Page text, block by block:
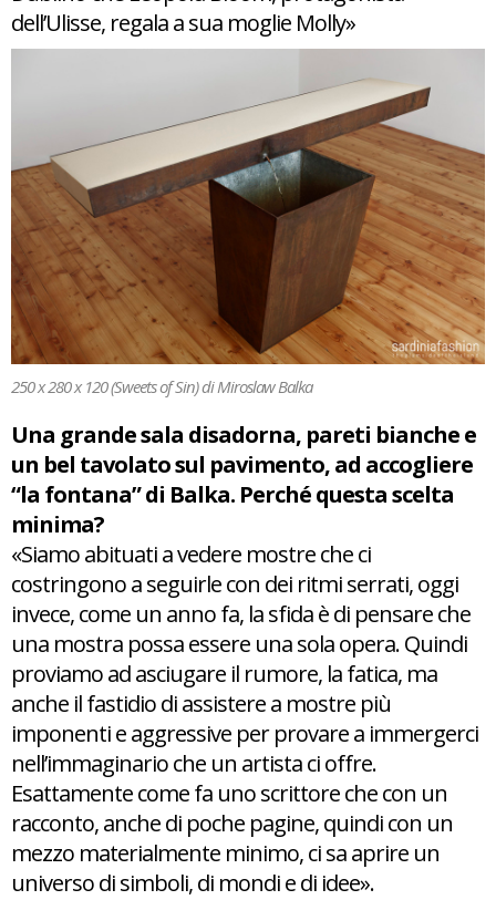
dell’Ulisse, regala a sua moglie Molly»
250 x 280 x 120 (Sweets of Sin) di Miroslaw Balka
Una grande sala disadorna, pareti bianche e
un bel tavolato sul pavimento, ad accogliere
“la fontana” di Balka. Perché questa scelta
minima?
«Siamo abituati a vedere mostre che ci
costringono a seguirle con dei ritmi serrati, oggi
invece, come un anno fa, la sfida è di pensare che
una mostra possa essere una sola opera. Quindi
proviamo ad asciugare il rumore, la fatica, ma
anche il fastidio di assistere a mostre più
imponenti e aggressive per provare a immergerci
nell’immaginario che un artista ci offre.
Esattamente come fa uno scrittore che con un
racconto, anche di poche pagine, quindi con un
mezzo materialmente minimo, ci sa aprire un
universo di simboli, di mondi e di idee».